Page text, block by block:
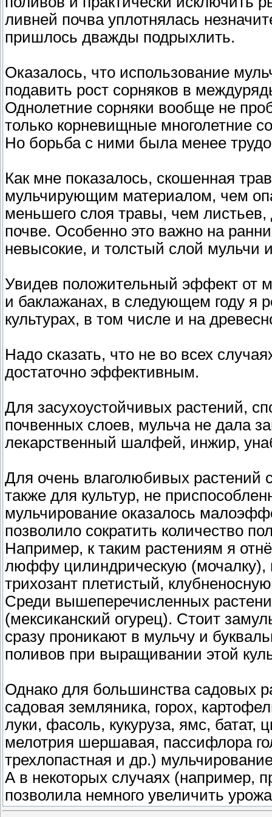
ливней почва уплотнялась
пришлось дважды подрыхлить.
Оказалось, что использование
подавить рост сорняков в
Однолетние сорняки вообще не
только корневищные многолетние
Но борьба с ними была менее
Как мне показалось, скошенная
мульчирующим материалом, чем
меньшего слоя травы, чем
почве. Особенно это важно на
невысокие, и толстый слой мульчи
Увидев положительный эффект от
и баклажанах, в следующем году я
культурах, в том числе и на
Надо сказать, что не во всех
достаточно эффективным.
Для засухоустойчивых растений,
почвенных слоев, мульча не дала
лекарственный шалфей, инжир,
Для очень влаголюбивых растений
также для культур, не
мульчирование оказалось
позволило сократить количество
Например, к таким растениям я
люффу цилиндрическую (мочалку),
трихозант плетистый,
Среди вышеперечисленных
(мексиканский огурец). Стоит
сразу проникают в мульчу и
поливов при выращивании этой
Однако для большинства садовых
садовая земляника, горох,
луки, фасоль, кукуруза, ямс,
мелотрия шершавая, пассифлора
трехлопастная и др.)
А в некоторых случаях (например,
позволила немного увеличить